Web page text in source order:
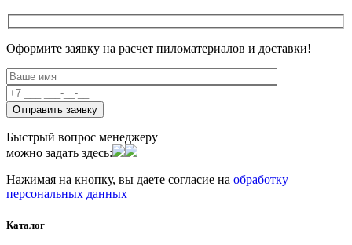
Оформите заявку на расчет пиломатериалов и доставки!
Быстрый вопрос менеджеру
можно задать здесь:
Нажимая на кнопку, вы даете согласие на обработку
персональных данных
Каталог